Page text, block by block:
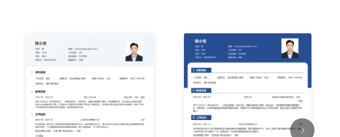
不会写简历？这8个高质量简历模板网站，帮你轻松迈出求职第一
100分简历官方
你的简历为什么总是被筛掉？试试这6个在线简历制作网站